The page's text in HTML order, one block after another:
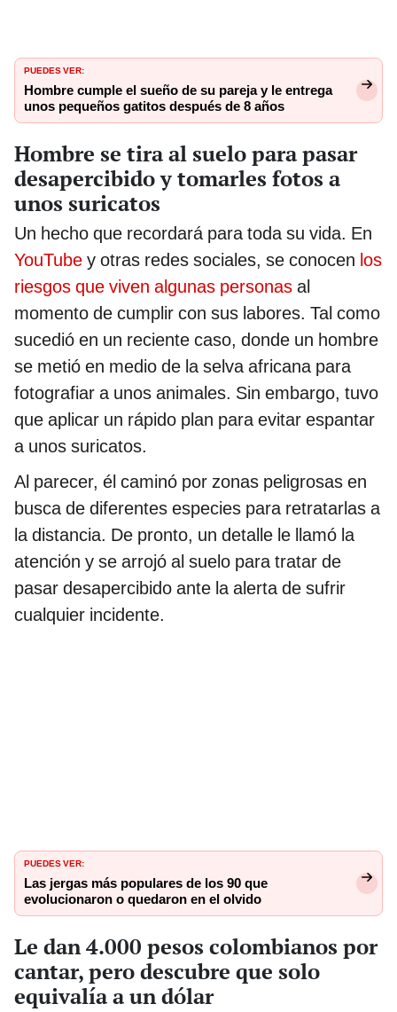
PUEDES VER:
Hombre cumple el sueño de su pareja y le entrega
unos pequeños gatitos después de 8 años
Hombre se tira al suelo para pasar
desapercibido y tomarles fotos a
unos suricatos
Un hecho que recordará para toda su vida. En
YouTube y otras redes sociales, se conocen los
riesgos que viven algunas personas al
momento de cumplir con sus labores. Tal como
sucedió en un reciente caso, donde un hombre
se metió en medio de la selva africana para
fotografiar a unos animales. Sin embargo, tuvo
que aplicar un rápido plan para evitar espantar
a unos suricatos.
Al parecer, él caminó por zonas peligrosas en
busca de diferentes especies para retratarlas a
la distancia. De pronto, un detalle le llamó la
atención y se arrojó al suelo para tratar de
pasar desapercibido ante la alerta de sufrir
cualquier incidente.
PUEDES VER:
Las jergas más populares de los 90 que
evolucionaron o quedaron en el olvido
Le dan 4.000 pesos colombianos por
cantar, pero descubre que solo
equivalía a un dólar